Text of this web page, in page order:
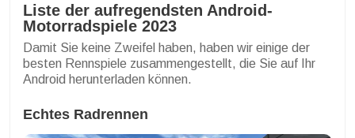
Liste der aufregendsten Android-
Motorradspiele 2023
Damit Sie keine Zweifel haben, haben wir einige der
besten Rennspiele zusammengestellt, die Sie auf Ihr
Android herunterladen können.
Echtes Radrennen